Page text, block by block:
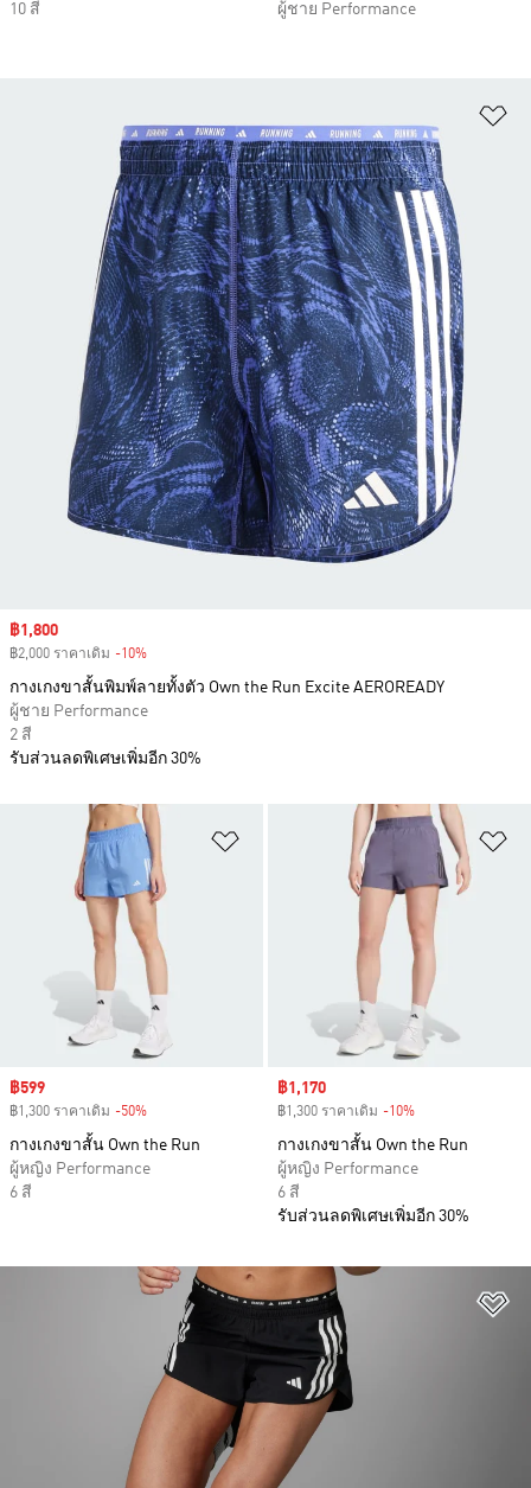
10 สี
ผู้ชาย Performance
เพิ่มไปยังรายการสินค้าโปรด
Sale price
฿599
฿1,300 ราคาเดิม -50%
กางเกงขาสั้น Own the Run
ผู้หญิง Performance
6 สี
Sale price
฿1,170
฿1,300 ราคาเดิม -10%
กางเกงขาสั้น Own the Run
ผู้หญิง Performance
6 สี
รับส่วนลดพิเศษเพิ่มอีก 30%
Sale price
฿1,800
฿2,000 ราคาเดิม -10%
กางเกงขาสั้นพิมพ์ลายทั้งตัว Own the Run Excite AEROREADY
ผู้ชาย Performance
2 สี
รับส่วนลดพิเศษเพิ่มอีก 30%